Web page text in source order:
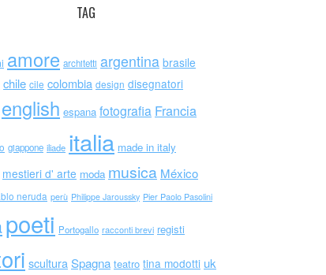
TAG
amore architetti argentina brasile
chile cile colombia design disegnatori
english espana fotografia Francia
giappone iliade italia made in italy
mestieri d' arte moda musica México
neruda perù Philippe Jaroussky Pier Paolo Pasolini
poeti Portogallo racconti brevi registi
scultura Spagna teatro tina modotti uk